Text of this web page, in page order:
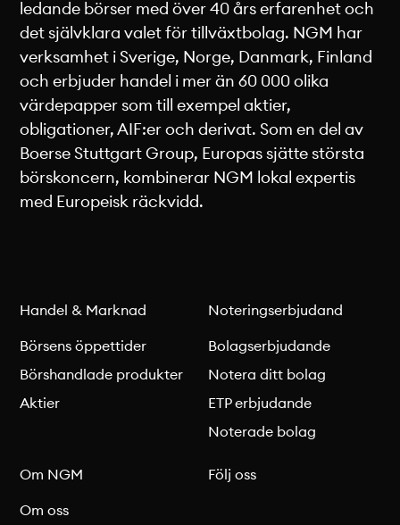
ledande börser med över 40 års erfarenhet och
det självklara valet för tillväxtbolag. NGM har
verksamhet i Sverige, Norge, Danmark, Finland
och erbjuder handel i mer än 60 000 olika
värdepapper som till exempel aktier,
obligationer, AIF:er och derivat. Som en del av
Boerse Stuttgart Group, Europas sjätte största
börskoncern, kombinerar NGM lokal expertis
med Europeisk räckvidd.
Handel & Marknad
Börsens öppettider
Börshandlade produkter
Aktier
Noteringserbjudand
Bolagserbjudande
Notera ditt bolag
ETP erbjudande
Noterade bolag
Om NGM
Om oss
Följ oss